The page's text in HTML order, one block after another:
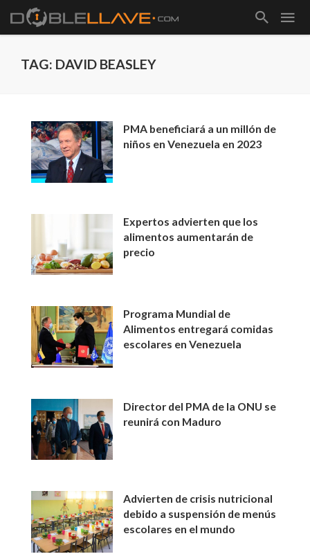
TAG: DAVID BEASLEY
PMA beneficiará a un millón de
niños en Venezuela en 2023
Expertos advierten que los
alimentos aumentarán de
precio
Programa Mundial de
Alimentos entregará comidas
escolares en Venezuela
Director del PMA de la ONU se
reunirá con Maduro
Advierten de crisis nutricional
debido a suspensión de menús
escolares en el mundo